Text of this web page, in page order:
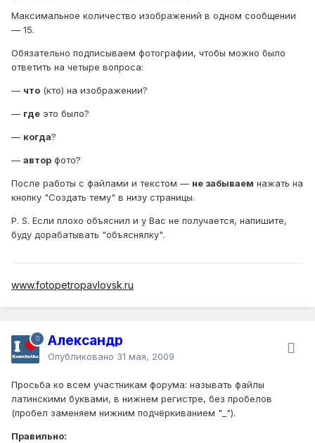
Максимальное количество изображений в одном сообщении
— 15.
Обязательно подписываем фотографии, чтобы можно было
ответить на четыре вопроса:
— что (кто) на изображении?
— где это было?
— когда?
— автор фото?
После работы с файлами и текстом — не забываем нажать на
кнопку "Создать тему" в низу страницы.
P. S. Если плохо объяснил и у Вас не получается, напишите,
буду дорабатывать "объяснялку".
www.fotopetropavlovsk.ru
Александр
Опубликовано 31 мая, 2009
Просьба ко всем участникам форума: называть файлы
латинскими буквами, в нижнем регистре, без пробелов
(пробел заменяем нижним подчёркиванием "_").
Правильно: